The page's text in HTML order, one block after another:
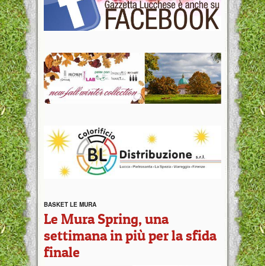
BASKET LE MURA
Le Mura Spring, una
settimana in più per la sfida
finale